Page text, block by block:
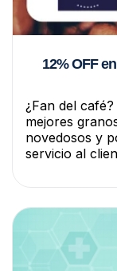
12% OFF
¿Fan del
mejores
novedosos y
servicio al